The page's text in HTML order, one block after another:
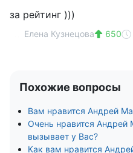
за рейтинг )))
Елена Кузнецова 650
Похожие вопросы
Вам нравится Андрей
Очень нравится Андрей
вызывает у Вас?
Как вам нравится